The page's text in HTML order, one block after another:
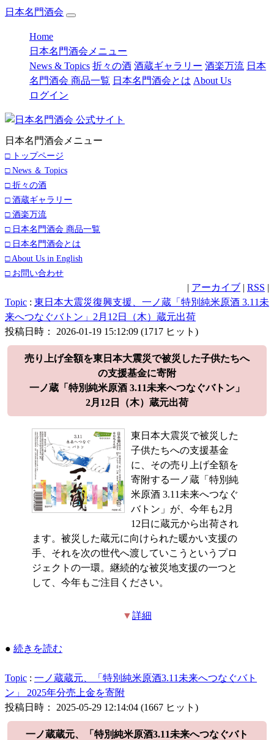
日本名門酒会
Home(current)
日本名門酒会メニュー
News & Topics 折々の酒 酒蔵ギャラリー 酒楽万流 日本
名門酒会 商品一覧 日本名門酒会とは About Us
ログイン
日本名門酒会メニュー
□ トップページ
□ News ＆ Topics
□ 折々の酒
□ 酒蔵ギャラリー
□ 酒楽万流
□ 日本名門酒会 商品一覧
□ 日本名門酒会とは
□ About Us in English
□ お問い合わせ
| アーカイブ | RSS |
Topic : 東日本大震災復興支援、一ノ蔵「特別純米原酒 3.11未
来へつなぐバトン」2月12日（木）蔵元出荷
投稿日時： 2026-01-19 15:12:09 (1717 ヒット )
売り上げ全額を東日本大震災で被災した子供たちへ
の支援基金に寄附
一ノ蔵「特別純米原酒 3.11未来へつなぐバトン」
2月12日（木）蔵元出荷
東日本大震災で被災した
子供たちへの支援基金
に、その売り上げ全額を
寄附する一ノ蔵「特別純
米原酒 3.11未来へつなぐ
バトン」が、今年も2月
12日に蔵元から出荷され
ます。被災した蔵元に向けられた暖かい支援の
手、それを次の世代へ渡していこうというプロ
ジェクトの一環。継続的な被災地支援の一つと
して、今年もご注目ください。
▼詳細
● 続きを読む
Topic : 一ノ蔵蔵元、「特別純米原酒3.11未来へつなぐバト
ン」 2025年分売上金を寄附
投稿日時： 2025-05-29 12:14:04 (1667 ヒット )
一ノ蔵蔵元、「特別純米原酒3.11未来へつなぐバト